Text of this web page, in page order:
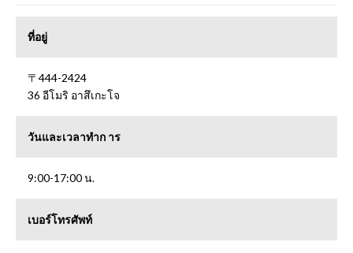
ที่อยู่
〒444-2424
36 อีโมริ อาสึเกะโจ
วันและเวลาทำก าร
9:00-17:00 น.
เบอร์โทรศัพท์